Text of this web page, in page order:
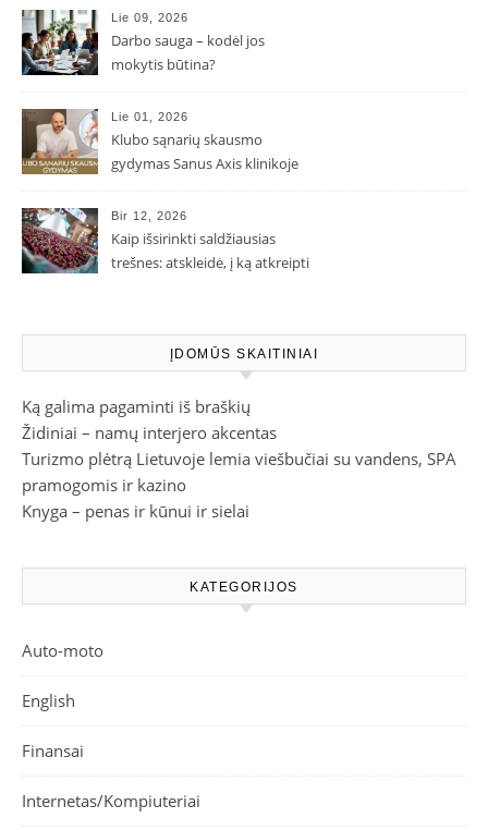
Lie 09, 2026
Darbo sauga – kodėl jos
mokytis būtina?
Lie 01, 2026
Klubo sąnarių skausmo
gydymas Sanus Axis klinikoje
Bir 12, 2026
Kaip išsirinkti saldžiausias
trešnes: atskleidė, į ką atkreipti
ĮDOMŪS SKAITINIAI
Ką galima pagaminti iš braškių
Židiniai – namų interjero akcentas
Turizmo plėtrą Lietuvoje lemia viešbučiai su vandens, SPA
pramogomis ir kazino
Knyga – penas ir kūnui ir sielai
KATEGORIJOS
Auto-moto
English
Finansai
Internetas/Kompiuteriai